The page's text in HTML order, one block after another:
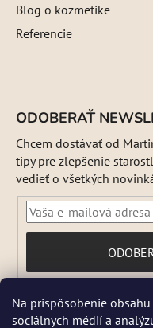
Na prispôsobenie
sociálnych médií a
DŇA 5 a 6 AUGUSTA
Blog o kozmetike
Referencie
ODOBERAŤ
Chcem dostávať od
tipy pre zlepšenie
vedieť o všetkých
SA
podmienkami